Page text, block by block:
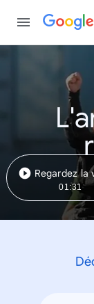
Regardez la
01:31